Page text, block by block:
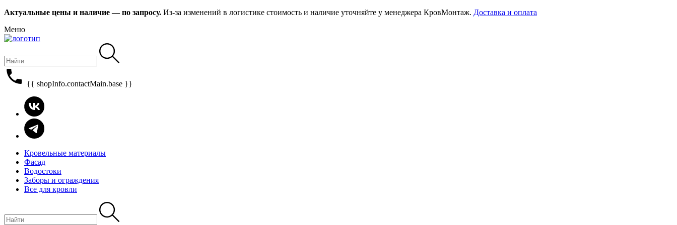
Актуальные цены и наличие — по запросу. Из-за изменений в логистике стоимость и наличие уточняйте у менеджера КровМонтаж. Доставка и оплата
Меню
{{ shopInfo.contactMain.base }}
Кровельные материалы
Фасад
Водостоки
Заборы и ограждения
Все для кровли